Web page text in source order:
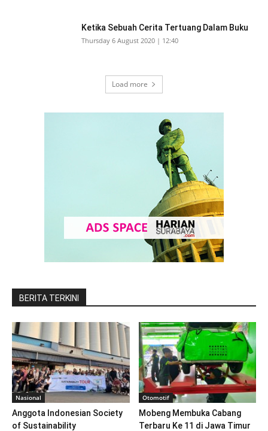
Ketika Sebuah Cerita Tertuang Dalam Buku
Thursday 6 August 2020 | 12:40
Load more
BERITA TERKINI
Nasional
Anggota Indonesian Society
of Sustainability
Otomotif
Mobeng Membuka Cabang
Terbaru Ke 11 di Jawa Timur